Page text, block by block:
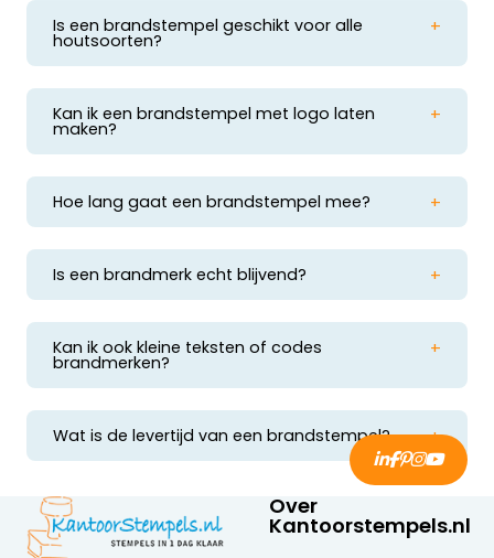
Manueel: geen stroom nodig, handig voor mobiel
of kleinschalig gebruik.
Is een brandstempel geschikt voor alle
houtsoorten?
temperatuur nodig voor een duidelijke afdruk.
Voor zachte materialen raden wij het gebruik van
eennetspanningsregelaaraan.
Kan ik een brandstempel met logo laten
maken?
onze onlinecreator
Hoe lang gaat een brandstempel mee?
vervangbaar.
Is een brandmerk echt blijvend?
Kan ik ook kleine teksten of codes
brandmerken?
Wat is de levertijd van een brandstempel?
De meeste brandstempels worden binnen 1 tot 3
Over
Kantoorstempels.nl